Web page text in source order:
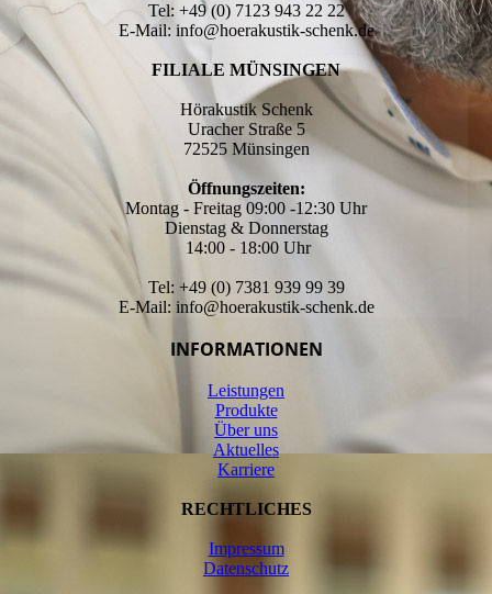
Tel: +49 (0) 7123 943 22 22
E-Mail: info@hoerakustik-schenk.de
FILIALE MÜNSINGEN
Hörakustik Schenk
Uracher Straße 5
72525 Münsingen
Öffnungszeiten:
Montag - Freitag 09:00 -12:30 Uhr
Dienstag & Donnerstag
14:00 - 18:00 Uhr
Tel: +49 (0) 7381 939 99 39
E-Mail: info@hoerakustik-schenk.de
INFORMATIONEN
Leistungen
Produkte
Über uns
Aktuelles
Karriere
RECHTLICHES
Impressum
Datenschutz